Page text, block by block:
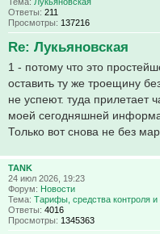
Ответы: 211
Просмотры: 137216
Re: Лукьяновская
1 - потому что это
оставить ту же троещину
не успеют. туда прилетает
моей сегодняшней
Только вот снова не без
TANK
24 июл 2026, 19:23
Форум: Новости
Тема: Тарифы, средства контроля и
Ответы: 4016
Просмотры: 1345363